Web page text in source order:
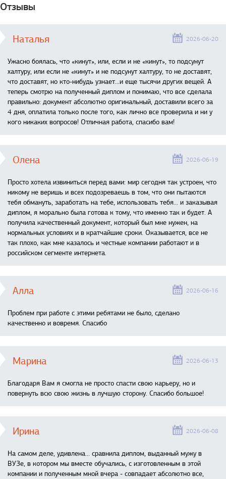
Отзывы
Наталья 2026-06-20
Ужасно боялась, что «кинут», или, если и не «кинут», то подсунут
халтуру, или если не «кинут» и не подсунут халтуру, то не доставят,
что доставят, но кто-нибудь узнает...и еще тысячи других вещей. А
теперь смотрю на полученный диплом и понимаю, что все сделала
правильно: документ абсолютно оригинальный, доставили всего за
4 дня, оплатила только после того, как лично все проверила и ни у
кого никаких вопросов! Отличная работа, спасибо вам!
Олена 2026-06-19
Просто хотела извиниться перед вами: мир сегодня так устроен, что
никому не веришь и всех подозреваешь в том, что они пытаются
тебя обмануть, заработать на тебе, использовать тебя... и заказывая
диплом, я морально была готова к тому, что именно так и будет. А
получила качественный документ, который был мне нужен, на
нормальных условиях и в кратчайшие сроки. Оказывается, все не
так плохо, как мне казалось и честные компании работают и в
российском сегменте интернета.
Алла 2026-06-16
Проблем при работе с этими ребятами не было, сделано
качественно и вовремя. Спасибо
Марина 2026-06-13
Благодаря Вам я смогла не просто спасти свою карьеру, но и
повернуть всю свою жизнь в лучшую сторону. Спасибо большое!
Ирина 2026-06-08
На самом деле, удивлена… сравнила диплом, выданный мужу в
ВУЗе, в котором мы вместе обучались, с изготовленным в этой
компании и полученным мной вчера - совпадает абсолютно все,